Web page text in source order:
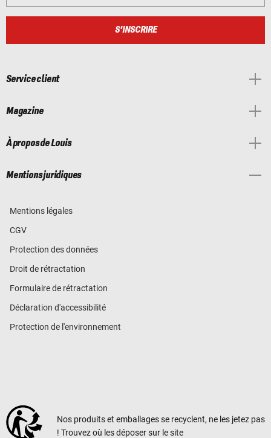
S'INSCRIRE
Service client
Magazine
À propos de Louis
Mentions juridiques
Mentions légales
CGV
Protection des données
Droit de rétractation
Formulaire de rétractation
Déclaration d'accessibilité
Protection de l'environnement
Nos produits et emballages se recyclent, ne les jetez pas
! Trouvez où les déposer sur le site